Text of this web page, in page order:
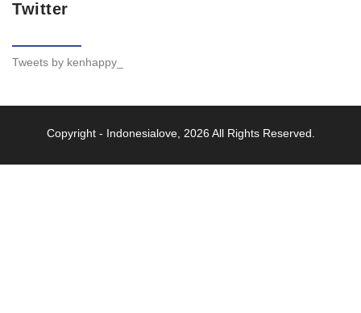
Twitter
Tweets by kenhappy_
Copyright - Indonesialove, 2026 All Rights Reserved.